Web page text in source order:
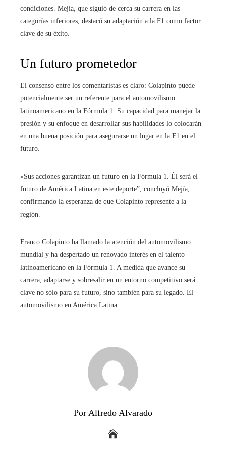
condiciones. Mejía, que siguió de cerca su carrera en las
categorías inferiores, destacó su adaptación a la F1 como factor
clave de su éxito.
Un futuro prometedor
El consenso entre los comentaristas es claro: Colapinto puede
potencialmente ser un referente para el automovilismo
latinoamericano en la Fórmula 1. Su capacidad para manejar la
presión y su enfoque en desarrollar sus habilidades lo colocarán
en una buena posición para asegurarse un lugar en la F1 en el
futuro.
«Sus acciones garantizan un futuro en la Fórmula 1. Él será el
futuro de América Latina en este deporte”, concluyó Mejía,
confirmando la esperanza de que Colapinto represente a la
región.
Franco Colapinto ha llamado la atención del automovilismo
mundial y ha despertado un renovado interés en el talento
latinoamericano en la Fórmula 1. A medida que avance su
carrera, adaptarse y sobresalir en un entorno competitivo será
clave no sólo para su futuro, sino también para su legado. El
automovilismo en América Latina.
Por Alfredo Alvarado